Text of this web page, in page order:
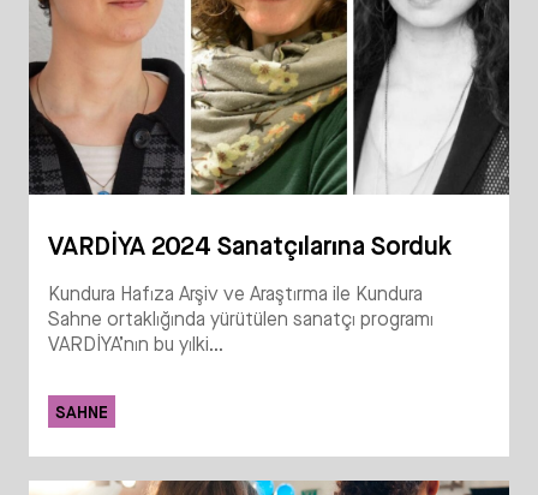
VARDİYA 2024 Sanatçılarına Sorduk
Kundura Hafıza Arşiv ve Araştırma ile Kundura
Sahne ortaklığında yürütülen sanatçı programı
VARDİYA’nın bu yılki...
SAHNE